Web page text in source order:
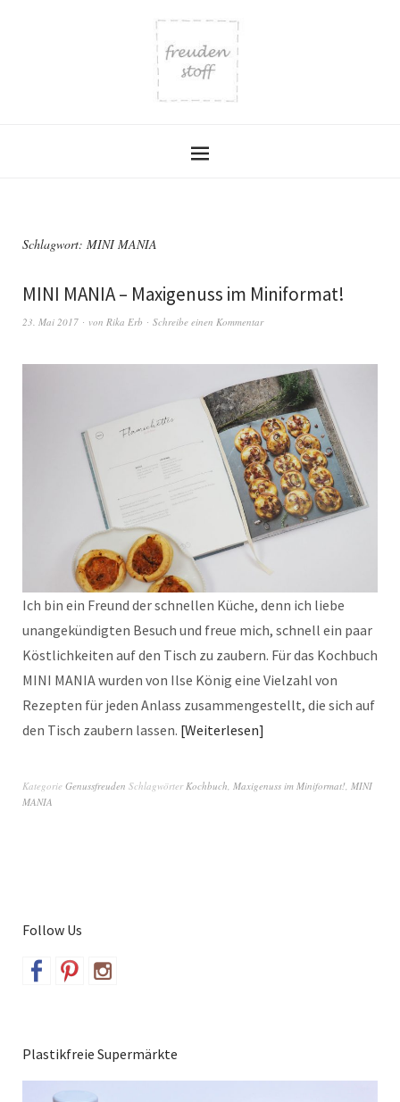
Schlagwort: MINI MANIA
MINI MANIA – Maxigenuss im Miniformat!
23. Mai 2017 von Rika Erb Schreibe einen Kommentar
Ich bin ein Freund der schnellen Küche, denn ich liebe
unangekündigten Besuch und freue mich, schnell ein paar
Köstlichkeiten auf den Tisch zu zaubern. Für das Kochbuch
MINI MANIA wurden von Ilse König eine Vielzahl von
Rezepten für jeden Anlass zusammengestellt, die sich auf
den Tisch zaubern lassen. Weiterlesen
Kategorie Genussfreuden Schlagwörter Kochbuch Maxigenuss im Miniformat! MINI
MANIA
Follow Us
Plastikfreie Supermärkte